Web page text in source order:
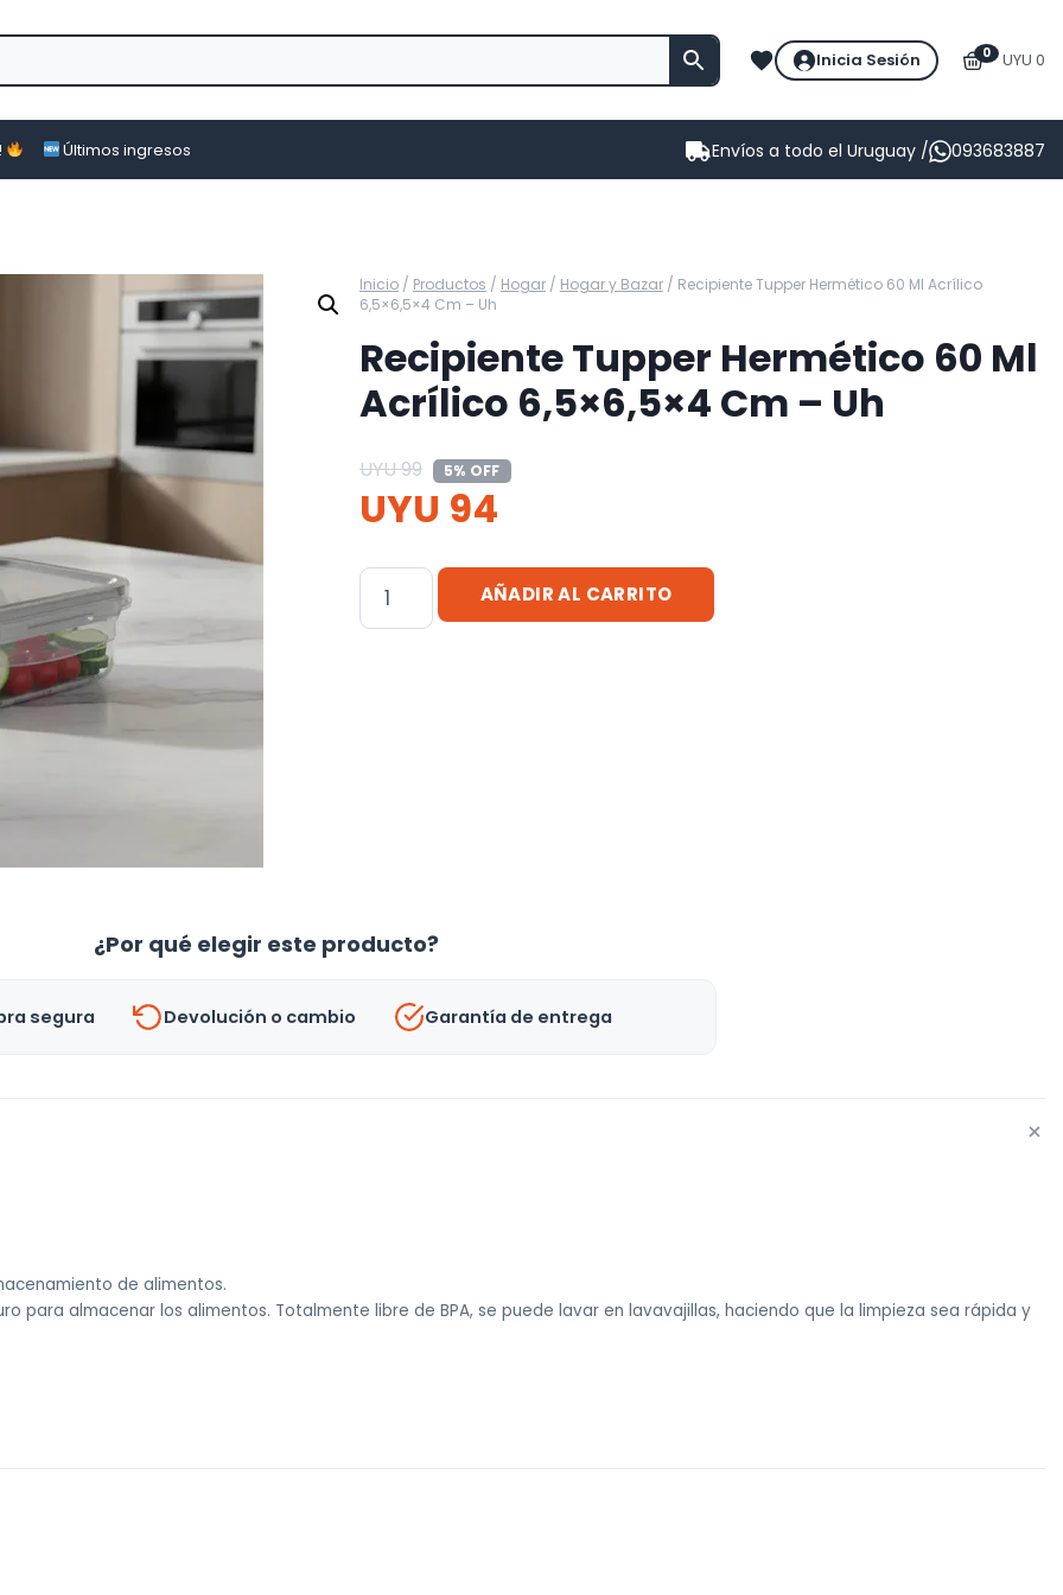
Inicia Sesión 0 UYU 0
Últimos ingresos Envíos a todo el Uruguay / 093683887
Inicio / Productos / Hogar / Hogar y Bazar / Recipiente Tupper Hermético 60 Ml Acrílico
6,5×6,5×4 Cm – Uh
Recipiente Tupper Hermético 60 Ml
Acrílico 6,5×6,5×4 Cm – Uh
UYU99 5% OFF
UYU 94
Recipiente
Tupper
AÑADIR AL CARRITO
¿Por qué elegir este producto?
segura Devolución o cambio Garantía de entrega
+
de alimentos.
para almacenar los alimentos. Totalmente libre de BPA, se puede lavar en lavavajillas, haciendo que la limpieza sea rápida y